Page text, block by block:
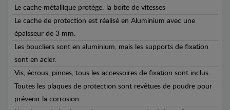
Le cache métallique protège: la boîte de vitesses
Le cache de protection est réalisé en Aluminium avec une
épaisseur de 3 mm.
Les boucliers sont en aluminium, mais les supports de fixation
sont en acier.
Vis, écrous, pinces, tous les accessoires de fixation sont inclus.
Toutes les plaques de protection sont revêtues de poudre pour
prévenir la corrosion.